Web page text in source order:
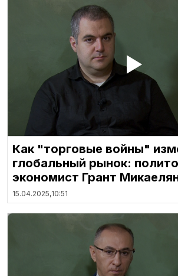
Как "торговые войны"
глобальный рынок:
экономист Грант
15.04.2025,10:51